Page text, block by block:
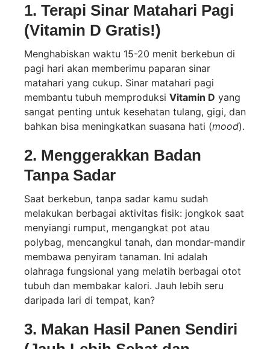
1. Terapi Sinar Matahari Pagi
(Vitamin D Gratis!)
Menghabiskan waktu 15-20 menit berkebun di
pagi hari akan memberimu paparan sinar
matahari yang cukup. Sinar matahari pagi
membantu tubuh memproduksi Vitamin D yang
sangat penting untuk kesehatan tulang, gigi, dan
bahkan bisa meningkatkan suasana hati (mood).
2. Menggerakkan Badan
Tanpa Sadar
Saat berkebun, tanpa sadar kamu sudah
melakukan berbagai aktivitas fisik: jongkok saat
menyiangi rumput, mengangkat pot atau
polybag, mencangkul tanah, dan mondar-mandir
membawa penyiram tanaman. Ini adalah
olahraga fungsional yang melatih berbagai otot
tubuh dan membakar kalori. Jauh lebih seru
daripada lari di tempat, kan?
3. Makan Hasil Panen Sendiri